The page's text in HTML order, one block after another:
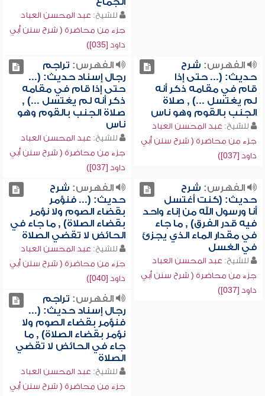
للشيخ: عبد المحسن العباد
جزء من محاضرة ( شرح سنن أبي
داود [035])
الفهرس: شرح
حديث: (... حتى إذا
قام في مقامه ذكر أنه
لم يغتسل ...) , صلاة
الجنب بالقوم وهو ناس
للشيخ: عبد المحسن العباد
جزء من محاضرة ( شرح سنن أبي
داود [037])
الفهرس: تراجم
رجال إسناد حديث: (...
حتى إذا قام في مقامه
ذكر أنه لم يغتسل ...) ,
صلاة الجنب بالقوم وهو
ناس
للشيخ: عبد المحسن العباد
جزء من محاضرة ( شرح سنن أبي
داود [037])
الفهرس: شرح
حديث: (كنت أغتسل
أنا ورسول الله من إناء واحد
فيه قدر الفرق) , ما جاء
في مقدار الماء الذي يجزئ
في الغسل
للشيخ: عبد المحسن العباد
جزء من محاضرة ( شرح سنن أبي
داود [037])
الفهرس: شرح
حديث: (... فنؤمر
بقضاء الصوم ولا نؤمر
بقضاء الصلاة) , ما جاء في
الحائض لا تقضي الصلاة
للشيخ: عبد المحسن العباد
جزء من محاضرة ( شرح سنن أبي
داود [040])
الفهرس: تراجم
رجال إسناد حديث: (...
فنؤمر بقضاء الصوم ولا
نؤمر بقضاء الصلاة) , ما
جاء في الحائض لا تقضي
الصلاة
للشيخ: عبد المحسن العباد
جزء من محاضرة ( شرح سنن أبي